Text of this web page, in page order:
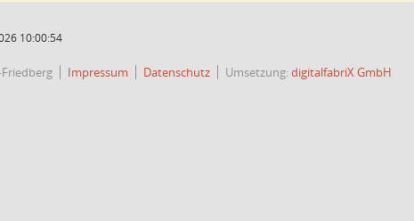
10:00:54
Impressum Datenschutz Umsetzung:digitalfabriX GmbH